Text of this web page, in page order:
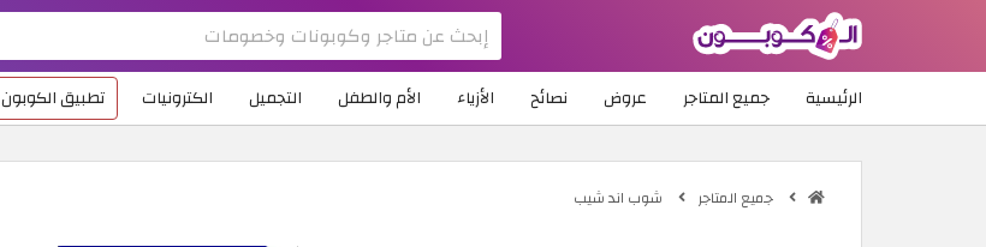
الرئيسية جميع المتاجر عروض نصائح الأزياء الأم والطفل التجميل الكترونيات تطبيق الكوبون
جميع المتاجر شوب اند شيب